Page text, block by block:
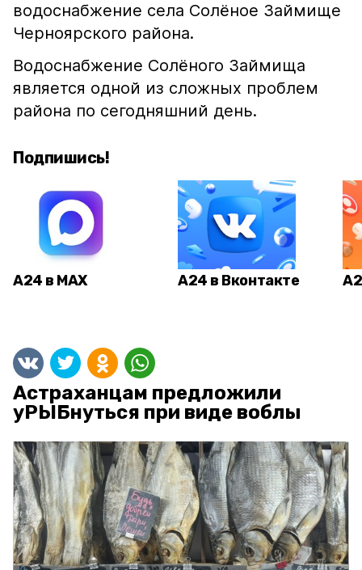
водоснабжение села Солёное Займище
Черноярского района.
Водоснабжение Солёного Займища
является одной из сложных проблем
района по сегодняшний день.
Подпишись!
А24 в MAX А24 в Вконтакте
Астраханцам предложили
уРЫБнуться при виде воблы